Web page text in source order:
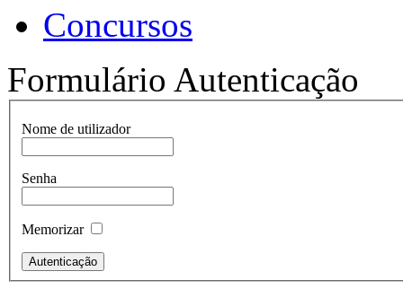
Concursos
Formulário Autenticação
Nome de utilizador
Senha
Memorizar